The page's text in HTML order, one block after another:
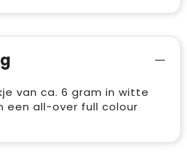
van ca. 6 gram in witte
een all-over full colour